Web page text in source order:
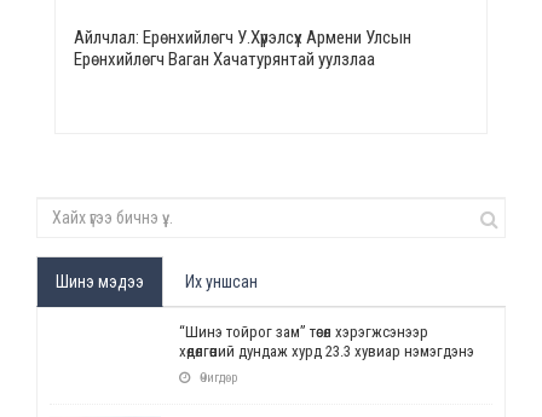
Айлчлал: Ерөнхийлөгч У.Хүрэлсүх Армени Улсын
Ерөнхийлөгч Ваган Хачатурянтай уулзлаа
Шинэ мэдээ Их уншсан
“Шинэ тойрог зам” төсөл хэрэгжсэнээр
хөдөлгөөний дундаж хурд 23.3 хувиар нэмэгдэнэ
Өчигдөр